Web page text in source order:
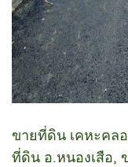
ขายที่ดิน เคหะคล
ที่ดิน อ.หนองเสือ,